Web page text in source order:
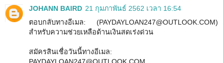
JOHANN BAIRD 21 กุมภาพันธ์ 2562 เวลา 16:54
ตอบกลับทางอีเมล: (PAYDAYLOAN247@OUTLOOK.COM)
สำหรับความช่วยเหลือด้านเงินสดเร่งด่วน
สมัครสินเชื่อวันนี้ทางอีเมล:
PAYDAYLOAN247@OUTLOOK.COM